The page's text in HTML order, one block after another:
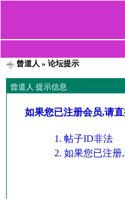
曾道人 » 论坛提示
曾道人 提示信息
如果您已注册会员,请
帖子ID非法
如果您已注册